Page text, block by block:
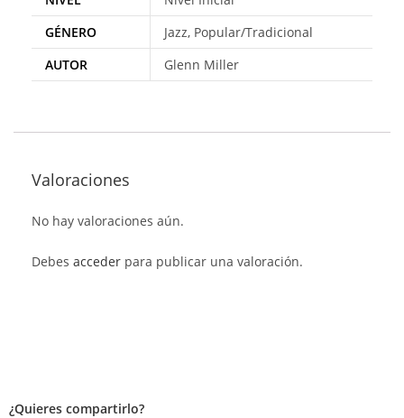
¿Quieres compartirlo?
GÉNERO
Jazz, Popular/Tradicional
AUTOR
Glenn Miller
Valoraciones
No hay valoraciones aún.
Debes acceder para publicar una valoración.